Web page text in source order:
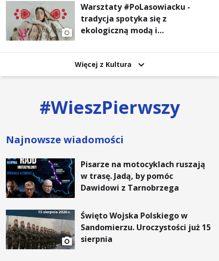
Warsztaty #PoLasowiacku -
tradycja spotyka się z
ekologiczną modą i
Więcej z Kultura
#WieszPierwszy
Najnowsze wiadomości
Pisarze na motocyklach ruszają
w trasę. Jadą, by pomóc
Dawidowi z Tarnobrzega
Święto Wojska Polskiego w
Sandomierzu. Uroczystości już 15
sierpnia